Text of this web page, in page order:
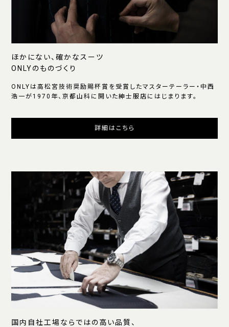
ほかにない、確かなスーツ
ONLYのものづくり
ONLYは高松宮技術奨励賜杯賞を受賞したマスターテーラー・中西
浩一が1970年、京都山科に開いた紳士服店にはじまります。
詳細はこちら
国内自社工場ならではの高い品質、